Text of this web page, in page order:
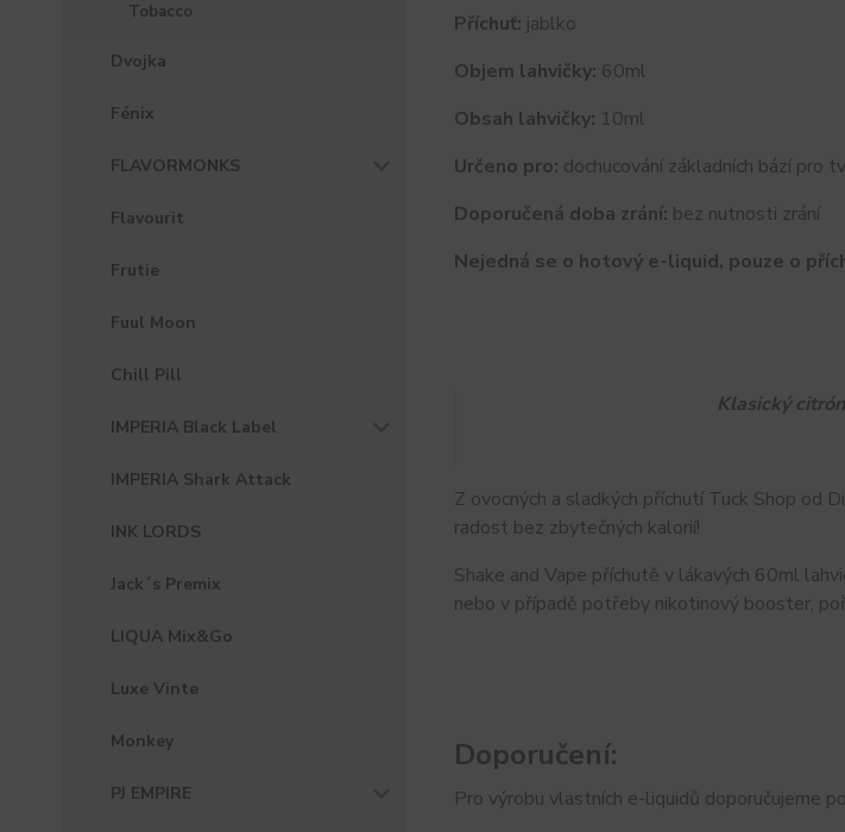
Tobacco
Dvojka
Fénix
FLAVORMONKS
Flavourit
Frutie
Fuul Moon
Chill Pill
IMPERIA Black Label
IMPERIA Shark Attack
INK LORDS
Jack´s Premix
LIQUA Mix&Go
Luxe Vinte
Monkey
PJ EMPIRE
Příchuť: jablko
Objem lahvičky: 60ml
Obsah lahvičky: 10ml
Určeno pro: dochucování základních bází pro
Doporučená doba zrání: bez nutnosti zrání
Nejedná se o hotový e-liquid, pouze o
Klasický
Z ovocných a sladkých příchutí Tuck Shop od
radost bez zbytečných kalorií!
Shake and Vape příchutě v lákavých 60ml
nebo v případě potřeby nikotinový booster,
Doporučení:
Pro výrobu vlastních e-liquidů doporučujeme